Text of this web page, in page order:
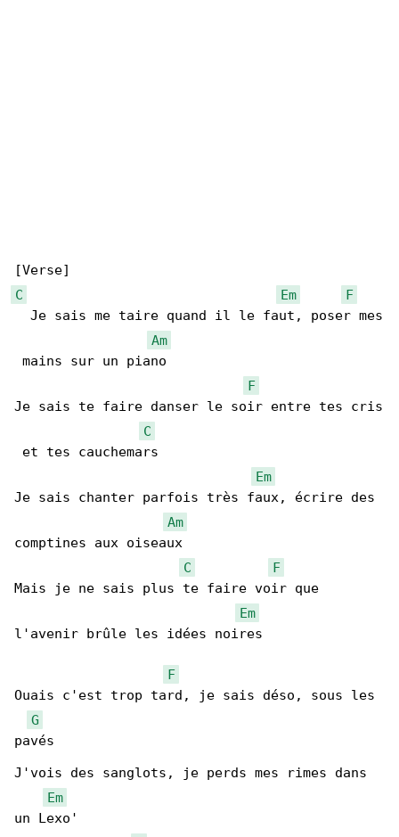
C
Em
F
  Je sais me taire quand il le faut, poser mes
Am
mains sur un piano
F
Je sais te faire danser le soir entre tes cris
C
et tes cauchemars
Em
Je sais chanter parfois très faux, écrire des
Am
comptines aux oiseaux
C
F
Mais je ne sais plus te faire voir que
Em
l'avenir brûle les idées noires
F
Ouais c'est trop tard, je sais déso, sous les
G
pavés
J'vois des sanglots, je perds mes rimes dans
Em
un Lexo'